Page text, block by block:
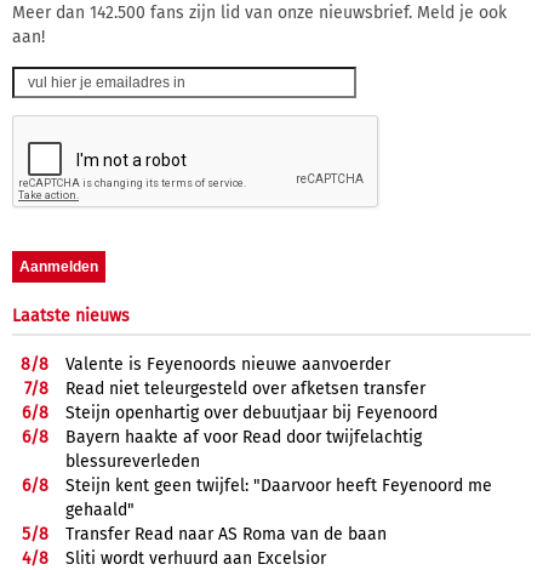
Meer dan 142.500 fans zijn lid van onze nieuwsbrief. Meld je ook
aan!
Laatste nieuws
8/8
Valente is Feyenoords nieuwe aanvoerder
7/8
Read niet teleurgesteld over afketsen transfer
6/8
Steijn openhartig over debuutjaar bij Feyenoord
6/8
Bayern haakte af voor Read door twijfelachtig
blessureverleden
6/8
Steijn kent geen twijfel: "Daarvoor heeft Feyenoord me
gehaald"
5/8
Transfer Read naar AS Roma van de baan
4/8
Sliti wordt verhuurd aan Excelsior